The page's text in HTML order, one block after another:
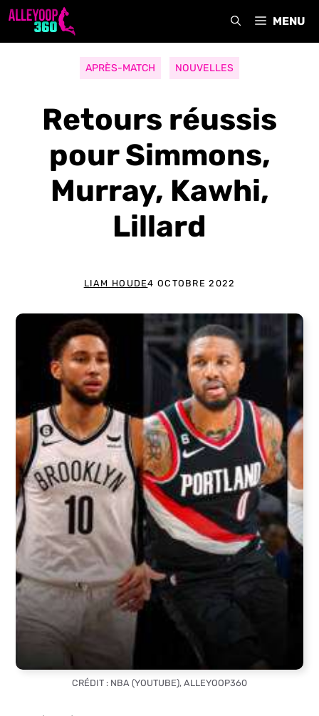
Aller
MENU
APRÈS-MATCH NOUVELLES
Retours réussis
pour Simmons,
Murray, Kawhi,
Lillard
LIAM HOUDE4 OCTOBRE 2022
CRÉDIT : NBA (YOUTUBE), ALLEYOOP360